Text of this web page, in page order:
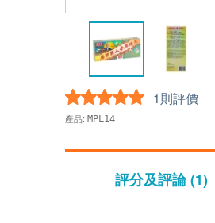
1則評價
產品: MPL14
評分及評論 (1)